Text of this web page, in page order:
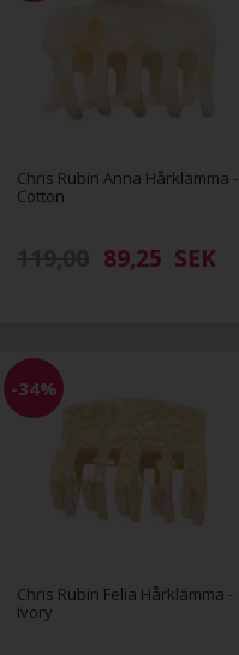
Chris Rubin Anna Hårklämma -
Cotton
89,25 SEK
-34%
Chris Rubin Felia Hårklämma -
Ivory